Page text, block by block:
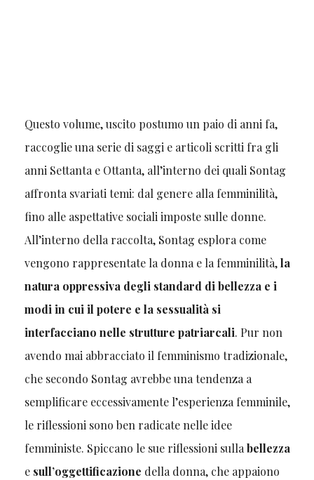
Questo volume, uscito postumo un paio di anni fa,
raccoglie una serie di saggi e articoli scritti fra gli
anni Settanta e Ottanta, all’interno dei quali Sontag
affronta svariati temi: dal genere alla femminilità,
fino alle aspettative sociali imposte sulle donne.
All’interno della raccolta, Sontag esplora come
vengono rappresentate la donna e la femminilità,la
natura oppressiva degli standard di bellezza e i
modi in cui il potere e la sessualità si
interfacciano nelle strutture patriarcali. Pur non
avendo mai abbracciato il femminismo tradizionale,
che secondo Sontag avrebbe una tendenza a
semplificare eccessivamente l’esperienza femminile,
le riflessioni sono ben radicate nelle idee
femministe. Spiccano le sue riflessioni sullabellezza
e sull’oggettificazione della donna, che appaiono